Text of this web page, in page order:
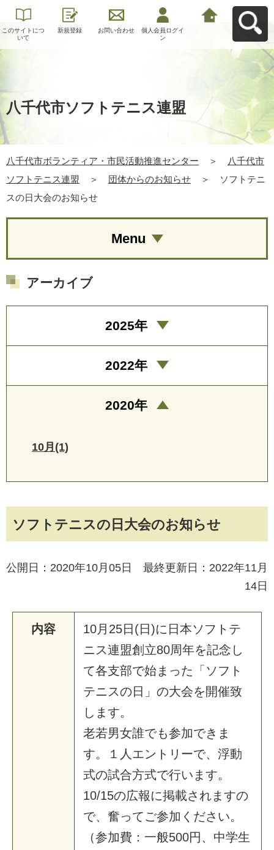
このサイトにつ
いて
新規登録 お問い合わせ
個人会員ログイ
ン
八千代市ソフトテニス連盟
八千代市ボランティア・市民活動推進センター ＞
八千代市
ソフトテニス連盟
＞ 団体からのお知らせ ＞
ソフトテニ
スの日大会のお知らせ
ソフトテニスの日大会のお知らせ
公開日：2020年10月05日 最終更新日：2022年11月
14日
内容 10月 25日 (日 )に 日 本ソ フ ト テ
ニ ス連盟創 立80周年を記念 し
て各支部で始ま った 「 ソ フ ト
テニ スの 日 」 の大会を開催致
し ま す。
老若男女誰でも参加でき ま
す。 １ 人 エン ト リ ーで、 浮動
式の試合方式で行い ま す。
10/15の広報に掲載さ れま すの
で、 奮ってご参加 く ださ い。
（参加費 ： 一般500円 、 中学生
Menu
アーカイブ
2025年
2022年
2020年
10月(1)